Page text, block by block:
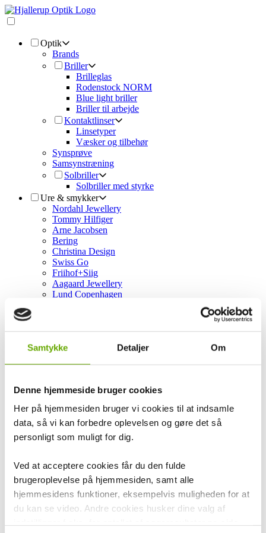
Samtykke Detaljer Om
Denne hjemmeside bruger cookies
Her på hjemmesiden bruger vi cookies til at indsamle
data, så vi kan forbedre oplevelsen og gøre det så
personligt som muligt for dig.
Ved at acceptere cookies får du den fulde
brugeroplevelse på hjemmesiden, samt alle
hjemmesidens funktioner, eksempelvis muligheden for at
du kan se video. Andre cookies husker dine valg af
Optik
Brands
Briller
Brilleglas
Rodenstock NORM
Blue light briller
Briller til arbejde
Kontaktlinser
Linsetyper
Væsker og tilbehør
Synsprøve
Samsynstræning
Solbriller
Solbriller med styrke
Ure & smykker
Nordahl Jewellery
Tommy Hilfiger
Arne Jacobsen
Bering
Christina Design
Swiss Go
Friihof+Siig
Aagaard Jewellery
Lund Copenhagen
Bonett
Simple Goods
Willow Tree
Fablewood
Cooee Design
Mouse & Pen Illustration
Nordahl Andersen
KIDS by FRIIS
LindDNA
Maileg
Design by Valesi